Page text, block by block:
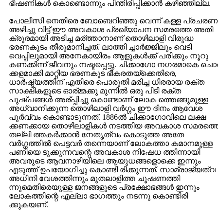
ഭീഷണികള്‍ കൊണ്ടൊന്നും പിന്തിരിപ്പിക്കാന്‍ കഴിഞ്ഞില്ല.
പോലീസി നെതിരെ ബോബെറിഞ്ഞു വെന്ന് കള്ള
അഴിച്ചു വിട്ട് ഈ അവകാശ പ്രഖ്യാപന സമരത്തെ അതി
ക്രൂരമായി അടിച്ച മര്ത്താനാണ് തൊഴിലാളി വിരുദ്ധ
ഭരണകൂടം തീരുമാനിച്ചത്. ലാത്തി ച്ചാര്‍ജ്ജിലും വെടി
വെപ്പിലുമായി അനേകായിരം ആളുകള്‍ക്ക് പരിക്കും നൂറു
കണക്കിന്ന് ജീവനും നഷ്ടപ്പെട്ടു. ചിക്കാഗോ നഗരമാകെ
ക്കളമാക്കി മാറ്റിയ ഭരണകൂട ഭീകരതയ്ക്കെതിരെ,
ധാര്‍ഷ്ട്യത്തിന് എതിരെ പൊരുതി മരിച്ച ധീരരായ രക്ത
സാക്ഷികളുടെ ഓര്മ്മക്കു മുന്നില്‍ ഒരു പിടി രക്ത
പുഷ്പങ്ങള്‍ അര്പ്പിച്ചു കൊണ്ടാണ് ലോക ത്തെങ്ങുമുള്ള
അധ്വാനിക്കുന്ന തൊഴിലാളി വര്‍ഗ്ഗം ഈ ദിനം ആവേശ
പൂര്‍വ്വം കൊണ്ടാടുന്നത്. 1886ല്‍ ചിക്കാഗോവിലെ ലക്ഷ
ക്കണക്കായ തൊഴിലാളികള്‍ നടത്തിയ അവകാശ
തല്ലി ത്തകര്‍ക്കാന്‍ നേതൃത്വം കൊടുത്ത അതേ
വര്‍ഗ്ഗത്തില്‍ പെട്ടവര്‍ തന്നെയാണ് ലോകത്താ കമാനമുള്ള
പണിയെ ടുക്കുന്നവന്റെ അവകാശ നിഷേധ ത്തിന്നായി
അവരുടെ ആവനാഴിയിലെ ആയുധങ്ങളൊക്കെ ഇന്നും
എടുത്ത് ഉപയോഗിച്ചു കൊണ്ടി രിക്കുന്നത്. സാമ്രാജ്യത്വ
അധിനി വേശത്തിന്നും മുതലാളിത്ത ചൂഷണത്തി
ന്നുമെതിരെയുള്ള ജനങ്ങളുടെ പ്രക്ഷോഭങ്ങള്‍ ഇന്നും
ലോകത്തിന്റെ എല്ലാ ഭാഗത്തും നടന്നു കൊണ്ടിരി
ക്കുകയണ്.